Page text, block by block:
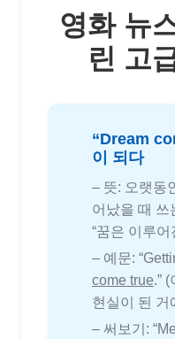
영화 뉴
린 고
“Dream
이 되다
– 뜻: 오랫동
어났을 때 쓰
“꿈은 이루어
– 예문:
come true.”
현실이 된 거
– 써보기: